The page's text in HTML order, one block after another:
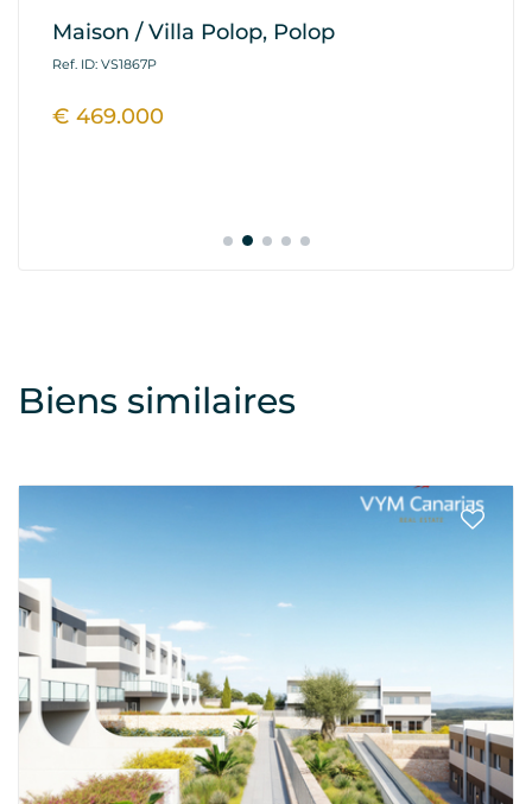
Maison / Villa Polop, Polop
Ref. ID: VS1867P
€ 469.000
Biens similaires